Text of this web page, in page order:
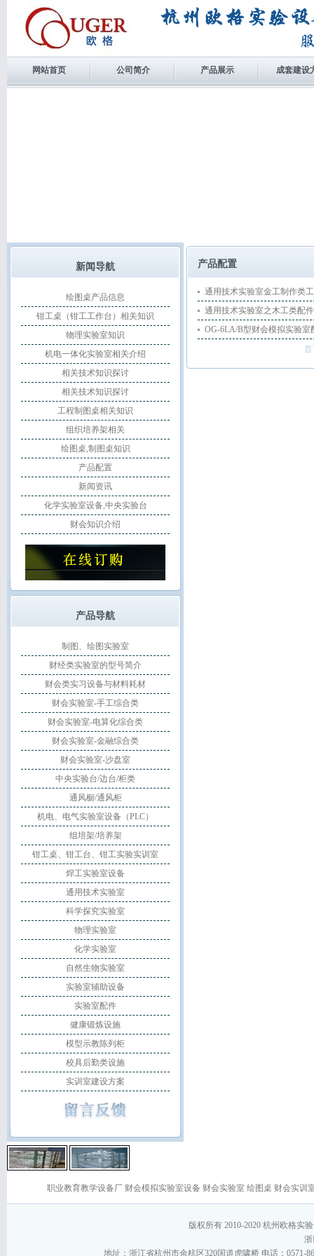
网站首页 公司简介 产品展示 成套建设
新闻导航
绘图桌产品信息
钳工桌（钳工工作台）相关知识
物理实验室知识
机电一体化实验室相关介绍
相关技术知识探讨
相关技术知识探讨
工程制图桌相关知识
组织培养架相关
绘图桌,制图桌知识
产品配置
新闻资讯
化学实验室设备,中央实验台
财会知识介绍
产品导航
制图、绘图实验室
财经类实验室的型号简介
财会类实习设备与材料耗材
财会实验室-手工综合类
财会实验室-电算化综合类
财会实验室-金融综合类
财会实验室-沙盘室
中央实验台/边台/柜类
通风橱/通风柜
机电、电气实验室设备（PLC）
组培架/培养架
钳工桌、钳工台、钳工实验实训室
焊工实验室设备
通用技术实验室
科学探究实验室
物理实验室
化学实验室
自然生物实验室
实验室辅助设备
实验室配件
健康锻炼设施
模型示教陈列柜
校具后勤类设施
实训室建设方案
产品配置
通用技术实验室金工制作类
通用技术实验室之木工类配
OG-6LA/B型财会模拟实验室
职业教育教学设备厂 财会模拟实验室设备 财会实验室 绘图桌 财会实训
版权所有 2010-2020 杭州欧格实
浙
地址：浙江省杭州市余杭区320国道虎啸桥 电话：0571-